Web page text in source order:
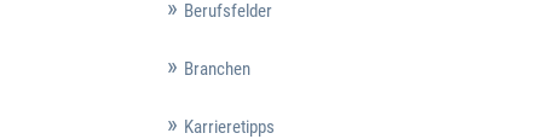
Berufsfelder
Branchen
Karrieretipps